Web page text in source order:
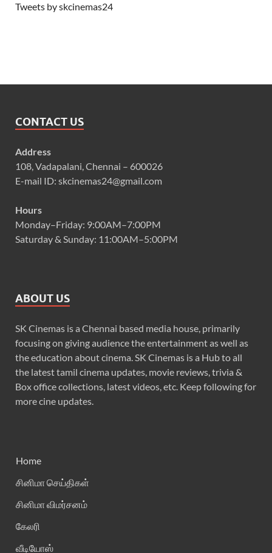
Tweets by skcinemas24
CONTACT US
Address
108, Vadapalani, Chennai – 600026
E-mail ID: skcinemas24@gmail.com
Hours
Monday–Friday: 9:00AM–7:00PM
Saturday & Sunday: 11:00AM–5:00PM
ABOUT US
SK Cinemas is a Chennai based media house, primarily
focusing on giving audience the entertainment as well as
the education about cinema. SK Cinemas is a Hub to all
the latest tamil cinema updates, movie reviews, trivia &
Box office collections, latest videos, etc. Keep following for
more cine updates.
Home
சினிமா செய்திகள்
சினிமா விமர்சனம்
கேலரி
வீடியோஸ்